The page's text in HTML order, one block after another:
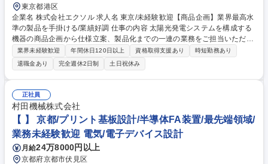
東京都港区
企業名 株式会社エクソル 求人名 東京/未経験歓迎【商品企画】業界最高水
準の製品を手掛ける/業績好調 仕事の内容 太陽光発電システムを構成する
機器の商品企画から仕様立案、製品化までの一連の業務をご担当いただき
ます。徐々に専門知識を習得しながら、市場調査や社内外の技術問い合わ
せ対応を通じ、スキルアップを目指します ◆太陽光発電システムの機器に
関する商品企画・市場調査 ◆製品仕様の企画・立案および製品化に関わる
附帯業務全般 ◆社内外からの技術的問い合わせへの対応・アドバイス ◆
（将来業務）海外メーカーより仕入れる機器や装置の品質検証・技術指
導・仕様書作成 ◆（将来業務）ユーザーサポートや新技術提案・実証試験
ニーズを捉えた商品企画で、脱炭素社会の推進に貢献します。 募集職種
東京/未経験歓迎【商品企画】業界最高水準の製品を手掛ける/業績好調
業界未経験歓迎 年間休日120日以上 資格取得支援あり
時短勤務あり
退職金あり
完全週休2日制 土日祝休み
正社員
村田機械株式会社
【 】 京都/プリント基板設計/半導体FA装置/最先端領域/
業務未経験歓迎 電気/電子デバイス設計
月給24万8000円以上
京都府京都市伏見区